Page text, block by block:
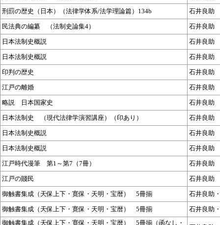
刑罰の歴史（日本）（法律学体系/法学理論篇）134b 石井良助
民法典の編纂 （法制史論集4） 石井良助
日本法制史概説 石井良助
日本法制史概説 石井良助
印判の歴史 石井良助
江戸の離婚 石井良助
略説 日本国家史 石井良助
日本法制史 （現代法律学演習講座）（印あり） 石井良助
日本法制史概説 石井良助
日本法制史概説 石井良助
江戸時代漫筆 第1～第7（7冊） 石井良助
江戸の賤民 石井良助
御触書集成（天保上下・寛保・天明・宝暦） 5冊揃 石井良助
御触書集成（天保上下・寛保・天明・宝暦） 5冊揃
石井良助
御触書集成（天保上下・寛保・天明・宝暦） 5冊揃（函なし・